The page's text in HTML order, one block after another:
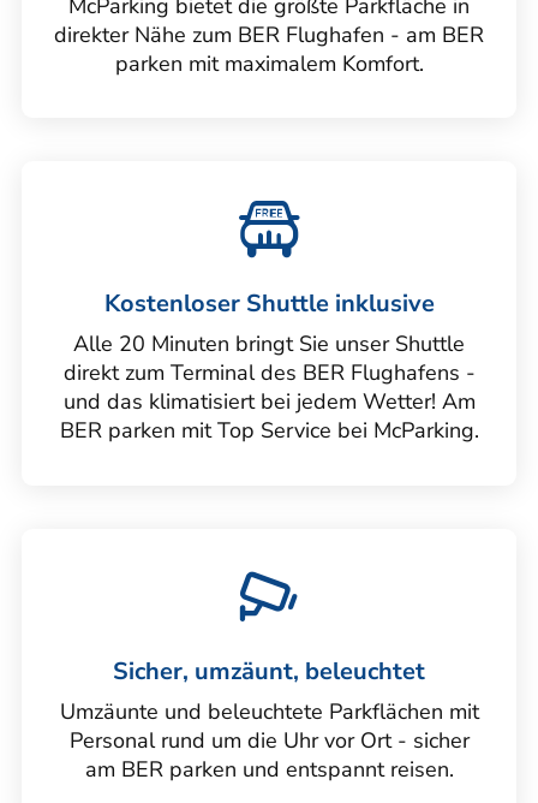
McParking bietet die größte Parkfläche in
direkter Nähe zum BER Flughafen - am BER
parken mit maximalem Komfort.
Kostenloser Shuttle inklusive
Alle 20 Minuten bringt Sie unser Shuttle
direkt zum Terminal des BER Flughafens -
und das klimatisiert bei jedem Wetter! Am
BER parken mit Top Service bei McParking.
Sicher, umzäunt, beleuchtet
Umzäunte und beleuchtete Parkflächen mit
Personal rund um die Uhr vor Ort - sicher
am BER parken und entspannt reisen.